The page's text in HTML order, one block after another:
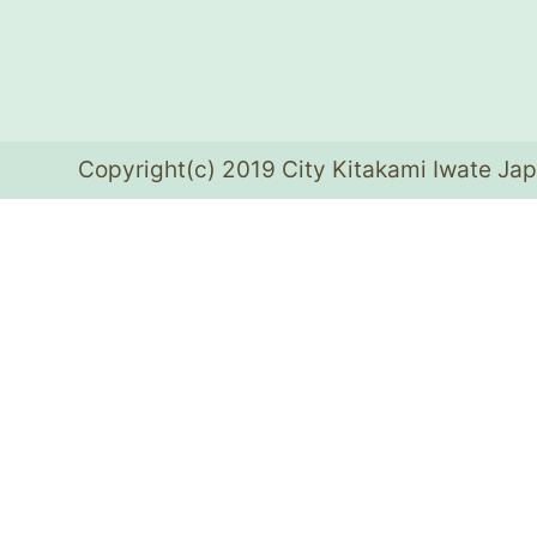
Copyright(c) 2019 City Kitakami Iwate